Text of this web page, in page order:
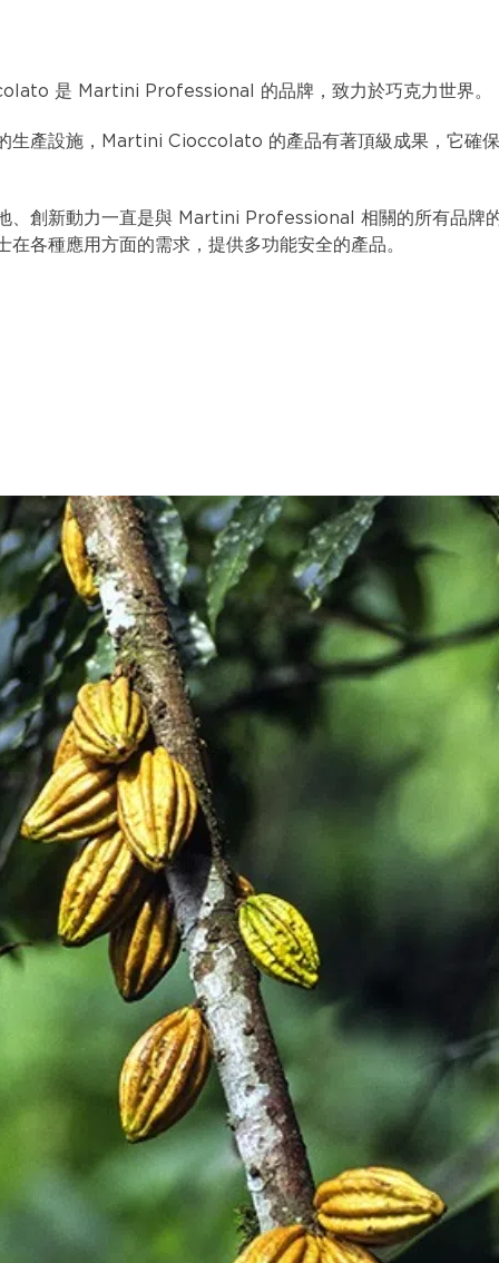
是 Martini Professional 的品牌，致力於巧克力世界。
生產設施，Martini Cioccolato 的產品有著頂級成果，它確
、創新動力一直是與 Martini Professional 相關的所有品牌
在各種應用方面的需求，提供多功能安全的產品。